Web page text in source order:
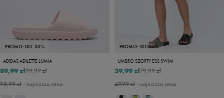
PROMO: DO -30%
ADIDAS ADILETTE LUMIA
99,99 zł
89,99 zł
95,99 zł- najniższa cena
PROMO: DO -30%
UMBRO SZORTY ESS SWIM
79,99 zł
39,99 zł
47,99 zł- najniższa cena